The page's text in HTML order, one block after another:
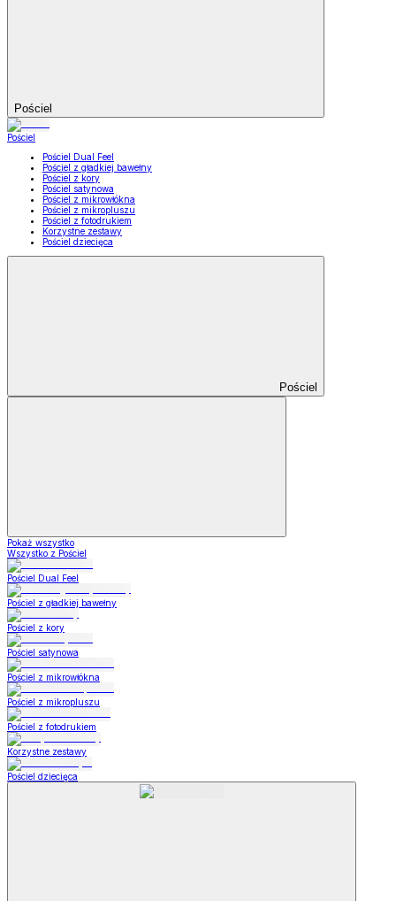
Pościel
Pościel
Pościel Dual Feel
Pościel z gładkiej bawełny
Pościel z kory
Pościel satynowa
Pościel z mikrowłókna
Pościel z mikropluszu
Pościel z fotodrukiem
Korzystne zestawy
Pościel dziecięca
Pościel
Pokaż wszystko
Wszystko z Pościel
Pościel Dual Feel
Pościel z gładkiej bawełny
Pościel z kory
Pościel satynowa
Pościel z mikrowłókna
Pościel z mikropluszu
Pościel z fotodrukiem
Korzystne zestawy
Pościel dziecięca